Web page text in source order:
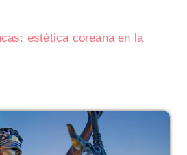
estética coreana en la